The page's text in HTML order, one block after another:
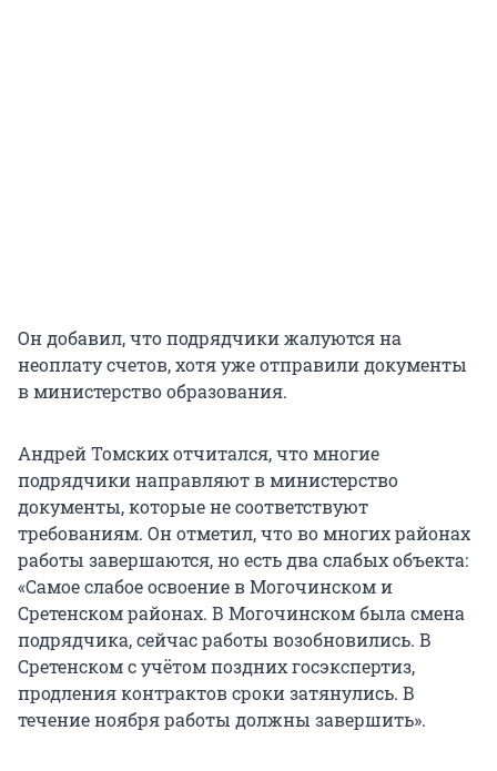
Он добавил, что подрядчики жалуются на
неоплату счетов, хотя уже отправили документы
в министерство образования.
Андрей Томских отчитался, что многие
подрядчики направляют в министерство
документы, которые не соответствуют
требованиям. Он отметил, что во многих районах
работы завершаются, но есть два слабых объекта:
«Самое слабое освоение в Могочинском и
Сретенском районах. В Могочинском была смена
подрядчика, сейчас работы возобновились. В
Сретенском с учётом поздних госэкспертиз,
продления контрактов сроки затянулись. В
течение ноября работы должны завершить».